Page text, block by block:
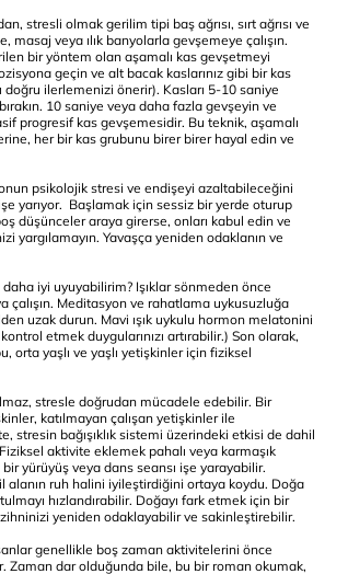
stresli olmak gerilim tipi baş ağrısı, sırt ağrısı ve
veya ılık banyolarla gevşemeye çalışın.
bir yöntem olan aşamalı kas gevşetmeyi
geçin ve alt bacak kaslarınız gibi bir kas
doğru ilerlemenizi önerir). Kasları 5-10 saniye
10 saniye veya daha fazla gevşeyin ve
progresif kas gevşemesidir. Bu teknik, aşamalı
her bir kas grubunu birer birer hayal edin ve
psikolojik stresi ve endişeyi azaltabileceğini
yarıyor. Başlamak için sessiz bir yerde oturup
düşünceler araya girerse, onları kabul edin ve
yargılamayın. Yavaşça yeniden odaklanın ve
iyi uyuyabilirim? Işıklar sönmeden önce
çalışın. Meditasyon ve rahatlama uykusuzluğa
uzak durun. Mavi ışık uykulu hormon melatonini
etmek duygularınızı artırabilir.) Son olarak,
orta yaşlı ve yaşlı yetişkinler için fiziksel
stresle doğrudan mücadele edebilir. Bir
katılmayan çalışan yetişkinler ile
stresin bağışıklık sistemi üzerindeki etkisi de dahil
aktivite eklemek pahalı veya karmaşık
yürüyüş veya dans seansı işe yarayabilir.
alanın ruh halini iyileştirdiğini ortaya koydu. Doğa
hızlandırabilir. Doğayı fark etmek için bir
yeniden odaklayabilir ve sakinleştirebilir.
genellikle boş zaman aktivitelerini önce
Zaman dar olduğunda bile, bu bir roman okumak,